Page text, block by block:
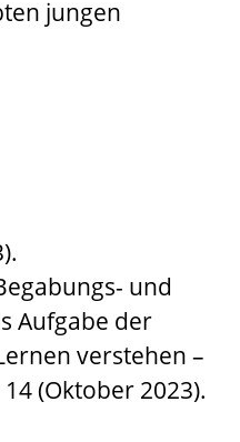
jungen
und
Aufgabe der
verstehen –
(Oktober 2023).